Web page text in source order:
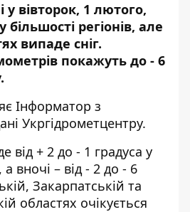
у вівторок, 1 лютого,
регіонів, але
випаде сніг.
покажуть до - 6
Інформатор з
Укргідрометцентру.
від + 2 до - 1 градуса у
вночі – від - 2 до - 6
Закарпатській та
областях очікується